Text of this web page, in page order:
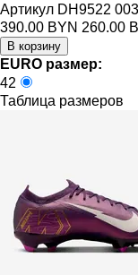
Артикул DH9522 003
390.00 BYN 260.00
EURO размер:
42
Таблица размеров